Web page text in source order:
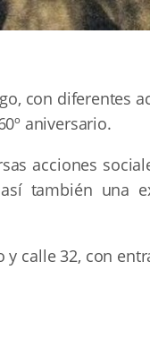
con diferentes
aniversario.
acciones
también una
calle 32, con